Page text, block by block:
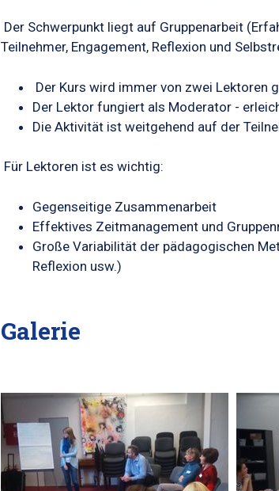
Der Schwerpunkt liegt auf Gruppenarbeit
Teilnehmer, Engagement, Reflexion und
Der Kurs wird immer von zwei Lektoren
Der Lektor fungiert als Moderator -
Die Aktivität ist weitgehend auf der
Für Lektoren ist es wichtig:
Gegenseitige Zusammenarbeit
Effektives Zeitmanagement und
Große Variabilität der pädagogischen
Reflexion usw.)
Galerie